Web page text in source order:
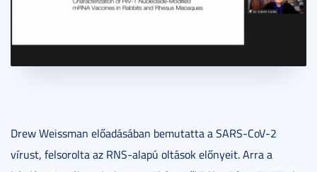
Drew Weissman előadásában bemutatta a SARS-CoV-2
vírust, felsorolta az RNS-alapú oltások előnyeit. Arra a